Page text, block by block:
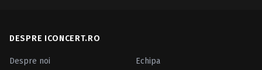
DESPRE ICONCERT.RO
Despre noi
Echipa